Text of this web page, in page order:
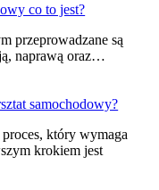
co to jest?
przeprowadzane są
naprawą oraz…
samochodowy?
który wymaga
krokiem jest